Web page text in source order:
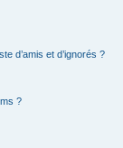
d’amis et d’ignorés ?
?